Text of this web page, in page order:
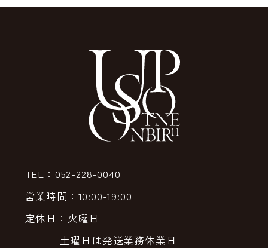
TEL：052-228-0040
営業時間：10:00-19:00
定休日：火曜日
土曜日は発送業務休業日